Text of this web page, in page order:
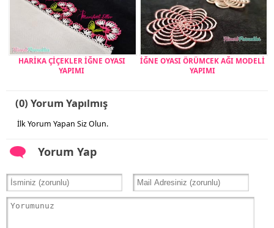
HARİKA ÇİÇEKLER İĞNE OYASI
YAPIMI
İĞNE OYASI ÖRÜMCEK AĞI MODELİ
YAPIMI
(0) Yorum Yapılmış
İlk Yorum Yapan Siz Olun.
Yorum Yap